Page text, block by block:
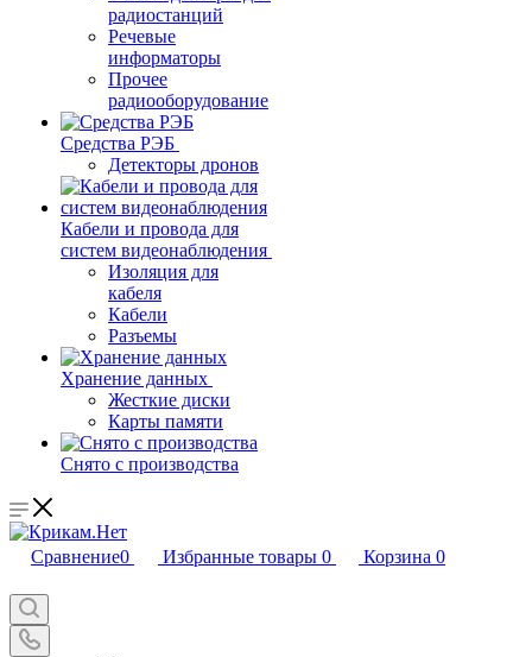
радиостанций
Речевые
информаторы
Прочее
радиооборудование
Средства РЭБ
Детекторы дронов
Кабели и провода для
систем видеонаблюдения
Изоляция для
кабеля
Кабели
Разъемы
Хранение данных
Жесткие диски
Карты памяти
Снято с производства
Сравнение0 Избранные товары 0 Корзина 0